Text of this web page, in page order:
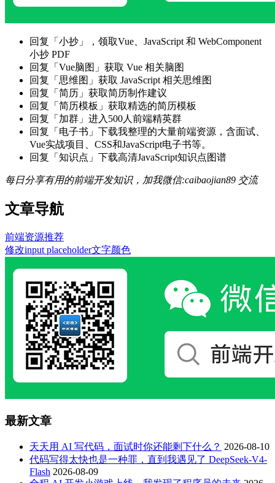
回复「小抄」，领取Vue、JavaScript 和 WebComponent
小抄 PDF
回复「Vue脑图」获取 Vue 相关脑图
回复「思维图」获取 JavaScript 相关思维图
回复「简历」获取简历制作建议
回复「简历模板」获取精选的简历模板
回复「加群」进入500人前端精英群
回复「电子书」下载我整理的大量前端资源，含面试、
Vue实战项目、CSS和JavaScript电子书等。
回复「知识点」下载高清JavaScript知识点图谱
每日分享有用的前端开发知识，加我微信:caibaojian89 交流
文章导航
前端资源推荐
修改input placeholder文字颜色
最新文章
天天用 AI 写代码，面试时你还能剩下什么？ 2026-08-10
代码写得太快也是一种罪，直到我遇见了 DeepSeek-V4-
Flash 2026-08-09